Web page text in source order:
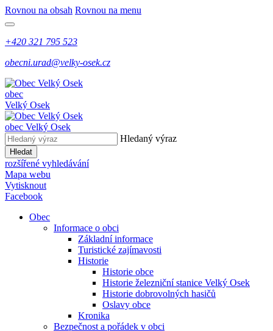
Rovnou na obsah Rovnou na menu
+420 321 795 523
obecni.urad@velky-osek.cz
obec
Velký Osek
obec Velký Osek
Hledaný výraz
Hledat
rozšířené vyhledávání
Mapa webu
Vytisknout
Facebook
Obec
Informace o obci
Základní informace
Turistické zajímavosti
Historie
Historie obce
Historie železniční stanice Velký Osek
Historie dobrovolných hasičů
Oslavy obce
Kronika
Bezpečnost a pořádek v obci